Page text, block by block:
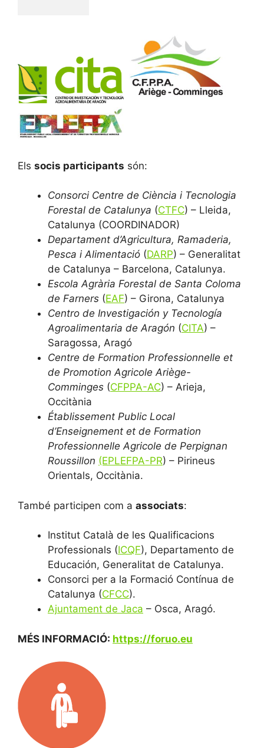
Els socis participants són:
Consorci Centre de Ciència i Tecnologia
Forestal de Catalunya (CTFC) – Lleida,
Catalunya (COORDINADOR)
Departament d’Agricultura, Ramaderia,
Pesca i Alimentació (DARP) – Generalitat
de Catalunya – Barcelona, Catalunya.
Escola Agrària Forestal de Santa Coloma
de Farners (EAF) – Girona, Catalunya
Centro de Investigación y Tecnología
Agroalimentaria de Aragón (CITA) –
Saragossa, Aragó
Centre de Formation Professionnelle et
de Promotion Agricole Ariège-
Comminges (CFPPA-AC) – Arieja,
Occitània
Établissement Public Local
d’Enseignement et de Formation
Professionnelle Agricole de Perpignan
Roussillon (EPLEFPA-PR) – Pirineus
Orientals, Occitània.
També participen com a associats:
Institut Català de les Qualificacions
Professionals (ICQF), Departamento de
Educación, Generalitat de Catalunya.
Consorci per a la Formació Contínua de
Catalunya (CFCC).
Ajuntament de Jaca – Osca, Aragó.
MÉS INFORMACIÓ: https://foruo.eu